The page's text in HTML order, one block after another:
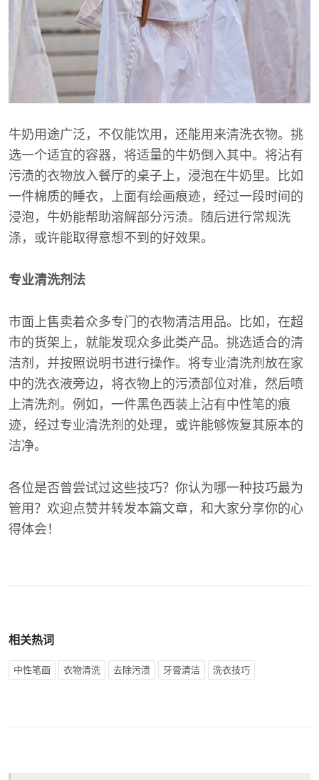
牛奶用途广泛，不仅能饮用，还能用来清洗衣物。挑
选一个适宜的容器，将适量的牛奶倒入其中。将沾有
污渍的衣物放入餐厅的桌子上，浸泡在牛奶里。比如
一件棉质的睡衣，上面有绘画痕迹，经过一段时间的
浸泡，牛奶能帮助溶解部分污渍。随后进行常规洗
涤，或许能取得意想不到的好效果。
专业清洗剂法
市面上售卖着众多专门的衣物清洁用品。比如，在超
市的货架上，就能发现众多此类产品。挑选适合的清
洁剂，并按照说明书进行操作。将专业清洗剂放在家
中的洗衣液旁边，将衣物上的污渍部位对准，然后喷
上清洗剂。例如，一件黑色西装上沾有中性笔的痕
迹，经过专业清洗剂的处理，或许能够恢复其原本的
洁净。
各位是否曾尝试过这些技巧？你认为哪一种技巧最为
管用？欢迎点赞并转发本篇文章，和大家分享你的心
得体会！
相关热词
中性笔画 衣物清洗 去除污渍 牙膏清洁 洗衣技巧